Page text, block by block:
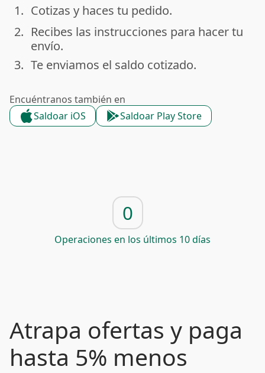
done
1. Cotizas y haces tu pedido.
done
2. Recibes las instrucciones para hacer tu
envío.
done
3. Te enviamos el saldo cotizado.
Encuéntranos también en
Saldoar iOS
Saldoar Play Store
0
Operaciones en los últimos 10 días
Atrapa ofertas y paga
hasta 5% menos